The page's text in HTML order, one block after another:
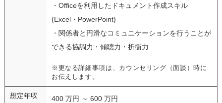
・Officeを利用したドキュメント作成スキル
(Excel・PowerPoint)
・関係者と円滑なコミュニケーションを行うことが
できる協調力・傾聴力・折衝力
※更なる詳細事項は、カウンセリング（面談）時に
お伝えします。
想定年収 400 万円 ～ 600 万円